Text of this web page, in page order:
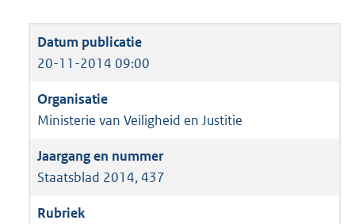
20-11-2014 09:00
Ministerie van Veiligheid en Justitie
Staatsblad 2014, 437